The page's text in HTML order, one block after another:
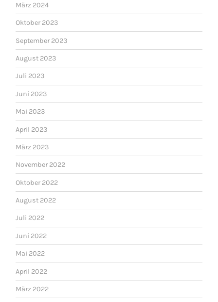
März 2024
Oktober 2023
September 2023
August 2023
Juli 2023
Juni 2023
Mai 2023
April 2023
März 2023
November 2022
Oktober 2022
August 2022
Juli 2022
Juni 2022
Mai 2022
April 2022
März 2022